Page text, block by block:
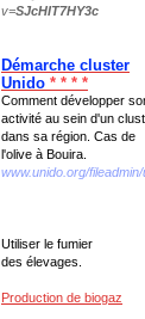
v=SJcHIT7HY3c
Démarche cluster
Unido * * * *
Comment développer
activité au sein d'un
dans sa région. Cas de
l'olive à Bouira.
www.unido.org/
Utiliser le fumier
des élevages.
Production de biogaz